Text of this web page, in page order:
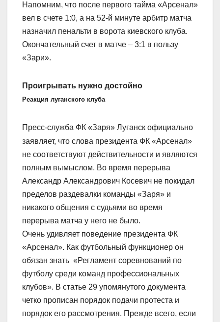
Напомним, что после первого тайма «Арсенал»
вел в счете 1:0, а на 52-й минуте арбитр матча
назначил пенальти в ворота киевского клуба.
Окончательный счет в матче – 3:1 в пользу
«Зари».
Проигрывать нужно достойно
Реакция луганского клуба
Пресс-служба ФК «Заря» Луганск официально
заявляет, что слова президента ФК «Арсенал»
не соответствуют действительности и являются
полным вымыслом. Во время перерыва
Александр Александрович Косевич не покидал
пределов раздевалки команды «Заря» и
никакого общения с судьями во время
перерыва матча у него не было.
Очень удивляет поведение президента ФК
«Арсенал». Как футбольный функционер он
обязан знать «Регламент соревнований по
футболу среди команд профессиональных
клубов». В статье 29 упомянутого документа
четко прописан порядок подачи протеста и
порядок его рассмотрения. Прежде всего, если